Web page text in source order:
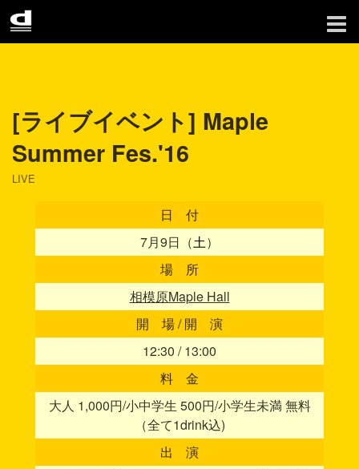
[ライブイベント] Maple
Summer Fes.'16
LIVE
日 付
7月9日（土）
場 所
相模原Maple Hall
開 場 / 開 演
12:30 / 13:00
料 金
大人 1,000円/小中学生 500円/小学生未満 無料
（全て1drink込)
出 演